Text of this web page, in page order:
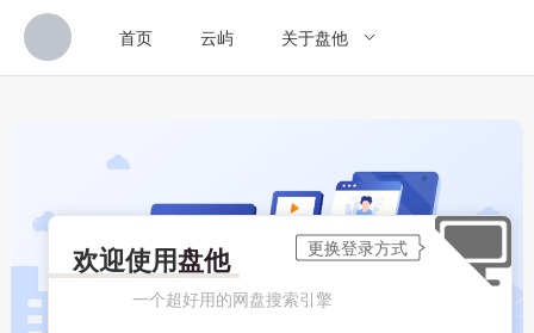
首页 云屿 关于盘他
欢迎使用盘他
一个超好用的网盘搜索引擎